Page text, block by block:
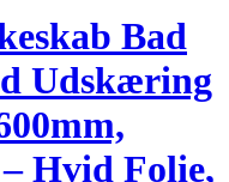
Bad
Udskæring
Hvid Folie,